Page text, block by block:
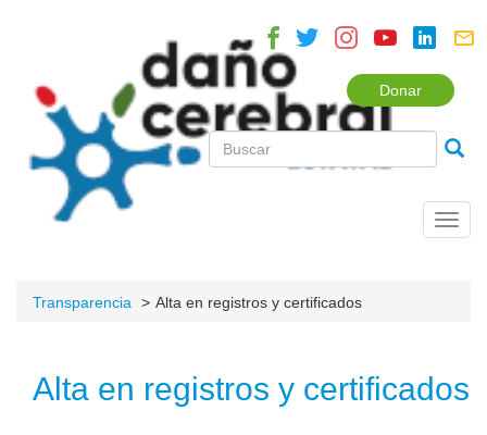
Donar
Transparencia Alta en registros y certificados
Alta en registros y certificados